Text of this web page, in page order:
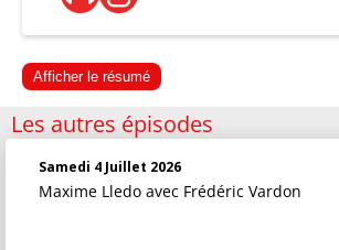
Afficher le résumé
Les autres épisodes
Samedi 4 Juillet 2026
Maxime Lledo avec Frédéric Vardon